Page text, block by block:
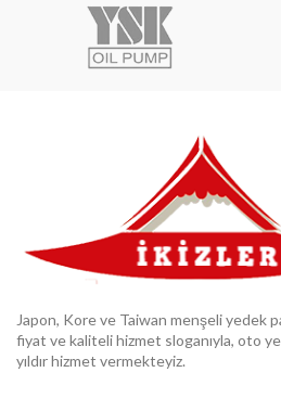
Japon, Kore ve Taiwan menşeli yedek
fiyat ve kaliteli hizmet sloganıyla, oto
yıldır hizmet vermekteyiz.